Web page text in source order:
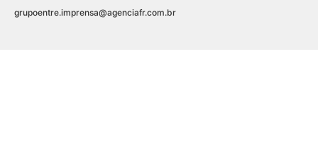
grupoentre.imprensa@agenciafr.com.br